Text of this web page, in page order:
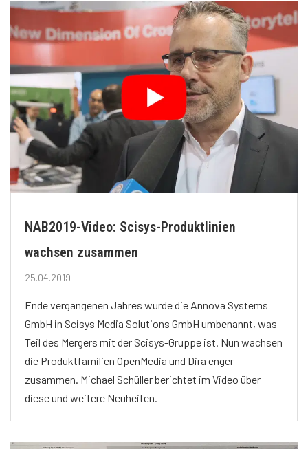
NAB2019-Video: Scisys-Produktlinien
wachsen zusammen
25.04.2019
Ende vergangenen Jahres wurde die Annova Systems
GmbH in Scisys Media Solutions GmbH umbenannt, was
Teil des Mergers mit der Scisys-Gruppe ist. Nun wachsen
die Produktfamilien OpenMedia und Dira enger
zusammen. Michael Schüller berichtet im Video über
diese und weitere Neuheiten.